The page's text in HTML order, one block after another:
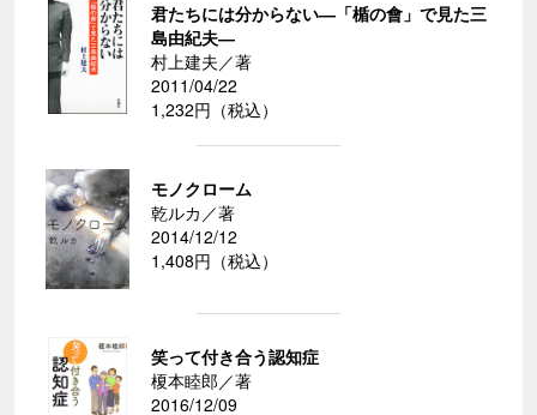
君たちには分からない―「楯の會」で見た三
島由紀夫―
村上建夫／著
2011/04/22
1,232円（税込）
モノクローム
乾ルカ／著
2014/12/12
1,408円（税込）
笑って付き合う認知症
榎本睦郎／著
2016/12/09